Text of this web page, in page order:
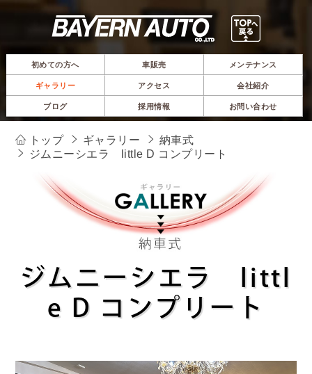
初めての方へ 車販売 メンテナンス
ギャラリー アクセス 会社紹介
ブログ 採用情報 お問い合わせ
トップ ギャラリー
納車式
ジムニーシエラ little D コンプリート
ジムニーシエラ littl
e D コンプリート